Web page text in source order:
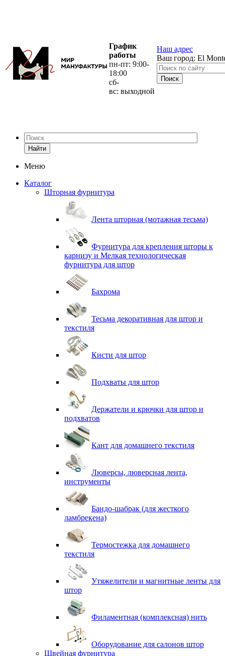
График
работы
пн-пт: 9:00-
18:00
сб-
вс: выходной
Наш адрес
Ваш город: El
Найти
Меню
Каталог
Шторная фурнитура
Лента шторная (мотажная тесьма)
Фурнитура для крепления шторы к
карнизу и Мелкая технологическая
фурнитура для штор
Бахрома
Тесьма декоративная для штор и
текстиля
Кисти для штор
Подхваты для штор
Держатели и крючки для штор и
подхватов
Кант для домашнего текстиля
Люверсы, люверсная лента,
инструменты
Бандо-шабрак (для жесткого
ламбрекена)
Термостежка для домашнего
текстиля
Утяжелители и магнитные ленты для
штор
Филаментная (комплексная) нить
Оборудование для салонов штор
Швейная фурнитура